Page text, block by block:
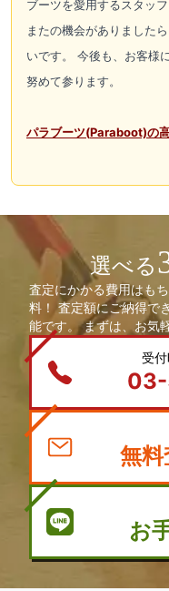
ブーツを愛用するスタッ
またの機会がありました
いです。 今後も、お客様
努めて参ります。
パラブーツ(Paraboot)の
選べる
査定にかかる費用はも
料！ 査定額にご納得で
能です。 まずは、お気
受
無
お